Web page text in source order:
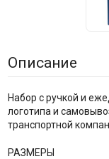
Описание
Набор с ручкой и
логотипа и
транспортной
РАЗМЕРЫ